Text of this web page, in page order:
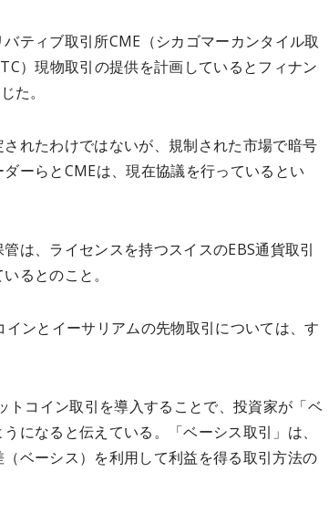
ティブ取引所CME（シカゴマーカンタイル取
）現物取引の提供を計画しているとフィナン
た。
れたわけではないが、規制された市場で暗号
ーらとCMEは、現在協議を行っているとい
は、ライセンスを持つスイスのEBS通貨取引
るとのこと。
ンとイーサリアムの先物取引については、す
トコイン取引を導入することで、投資家が「ベ
になると伝えている。「ベーシス取引」は、
ベーシス）を利用して利益を得る取引方法の